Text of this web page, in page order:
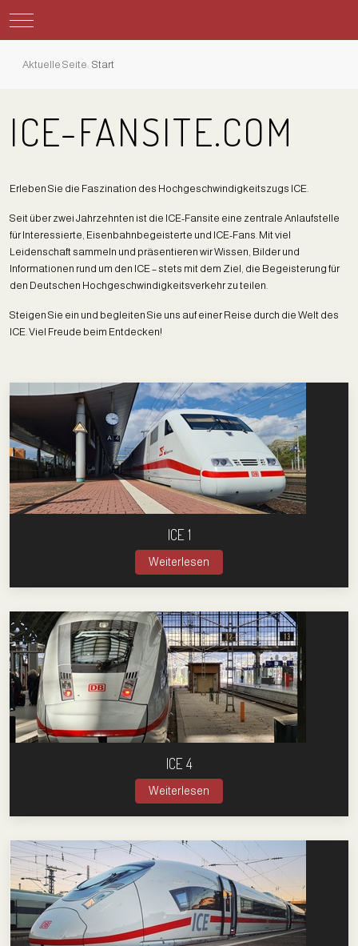
Mobile Menu Toggle
Aktuelle Seite: Start
ICE-FANSITE.COM
Erleben Sie die Faszination des Hochgeschwindigkeitszugs ICE.
Seit über zwei Jahrzehnten ist die ICE-Fansite eine zentrale Anlaufstelle
für Interessierte, Eisenbahnbegeisterte und ICE-Fans. Mit viel
Leidenschaft sammeln und präsentieren wir Wissen, Bilder und
Informationen rund um den ICE – stets mit dem Ziel, die Begeisterung für
den Deutschen Hochgeschwindigkeitsverkehr zu teilen.
Steigen Sie ein und begleiten Sie uns auf einer Reise durch die Welt des
ICE. Viel Freude beim Entdecken!
ICE 1
Weiterlesen
ICE 4
Weiterlesen